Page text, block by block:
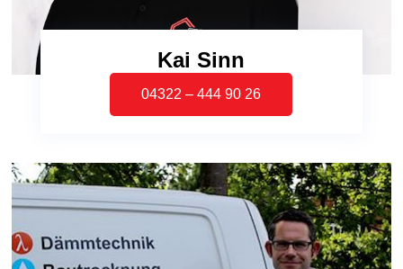
Kai Sinn
04322 – 444 90 26